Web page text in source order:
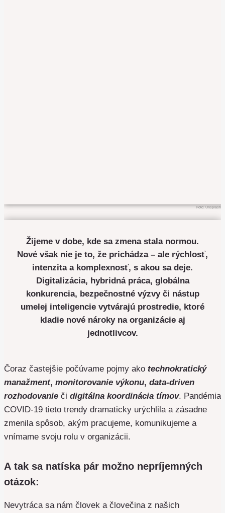
Foto: Unsplash
Žijeme v dobe, kde sa zmena stala normou.
Nové však nie je to, že prichádza – ale rýchlosť,
intenzita a komplexnosť, s akou sa deje.
Digitalizácia, hybridná práca, globálna
konkurencia, bezpečnostné výzvy či nástup
umelej inteligencie vytvárajú prostredie, ktoré
kladie nové nároky na organizácie aj
jednotlivcov.
Čoraz častejšie počúvame pojmy ako technokratický
manažment, monitorovanie výkonu, data-driven
rozhodovanie či digitálna koordinácia tímov. Pandémia
COVID-19 tieto trendy dramaticky urýchlila a zásadne
zmenila spôsob, akým pracujeme, komunikujeme a
vnímame svoju rolu v organizácii.
A tak sa natíska pár možno nepríjemných
otázok:
Nevytráca sa nám človek a človečina z našich